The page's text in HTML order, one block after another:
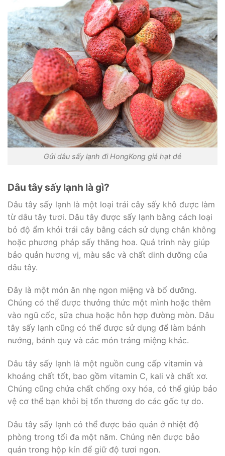
Gửi dâu sấy lạnh đi HongKong giá hạt dẻ
Dâu tây sấy lạnh là gì?
Dâu tây sấy lạnh là một loại trái cây sấy khô được làm
từ dâu tây tươi. Dâu tây được sấy lạnh bằng cách loại
bỏ độ ẩm khỏi trái cây bằng cách sử dụng chân không
hoặc phương pháp sấy thăng hoa. Quá trình này giúp
bảo quản hương vị, màu sắc và chất dinh dưỡng của
dâu tây.
Đây là một món ăn nhẹ ngon miệng và bổ dưỡng.
Chúng có thể được thưởng thức một mình hoặc thêm
vào ngũ cốc, sữa chua hoặc hỗn hợp đường mòn. Dâu
tây sấy lạnh cũng có thể được sử dụng để làm bánh
nướng, bánh quy và các món tráng miệng khác.
Dâu tây sấy lạnh là một nguồn cung cấp vitamin và
khoáng chất tốt, bao gồm vitamin C, kali và chất xơ.
Chúng cũng chứa chất chống oxy hóa, có thể giúp bảo
vệ cơ thể bạn khỏi bị tổn thương do các gốc tự do.
Dâu tây sấy lạnh có thể được bảo quản ở nhiệt độ
phòng trong tối đa một năm. Chúng nên được bảo
quản trong hộp kín để giữ độ tươi ngon.